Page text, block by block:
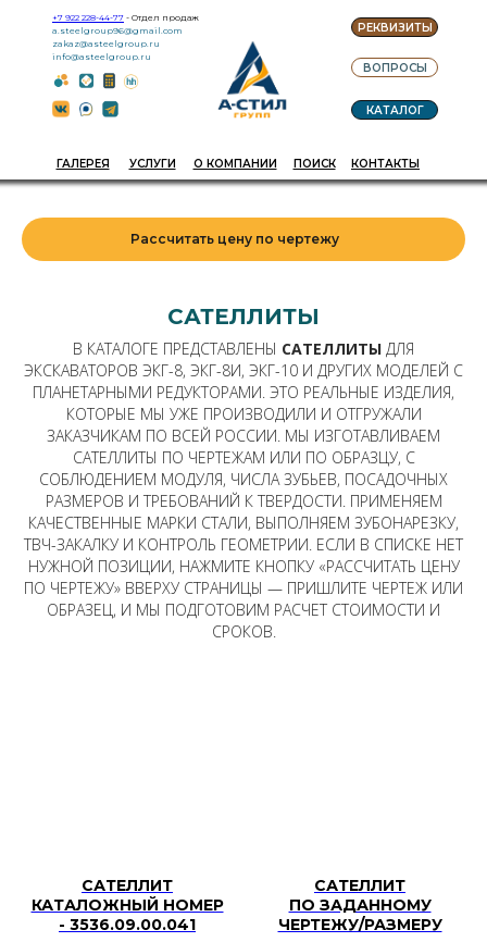
РЕКВИЗИТЫ
ВОПРОСЫ
ГАЛЕРЕЯ О КОМПАНИИ ПОИСК
+7 922 228-44-77 - Отдел продаж
a.steelgroup96@gmail.com
zakaz@asteelgroup.ru
info@asteelgroup.ru
КАТАЛОГ
УСЛУГИ КОНТАКТЫ
Рассчитать цену по чертежу
САТЕЛЛИТЫ
В КАТАЛОГЕ ПРЕДСТАВЛЕНЫ САТЕЛЛИТЫ ДЛЯ
ЭКСКАВАТОРОВ ЭКГ-8, ЭКГ-8И, ЭКГ-10 И ДРУГИХ МОДЕЛЕЙ С
ПЛАНЕТАРНЫМИ РЕДУКТОРАМИ. ЭТО РЕАЛЬНЫЕ ИЗДЕЛИЯ,
КОТОРЫЕ МЫ УЖЕ ПРОИЗВОДИЛИ И ОТГРУЖАЛИ
ЗАКАЗЧИКАМ ПО ВСЕЙ РОССИИ. МЫ ИЗГОТАВЛИВАЕМ
САТЕЛЛИТЫ ПО ЧЕРТЕЖАМ ИЛИ ПО ОБРАЗЦУ, С
СОБЛЮДЕНИЕМ МОДУЛЯ, ЧИСЛА ЗУБЬЕВ, ПОСАДОЧНЫХ
РАЗМЕРОВ И ТРЕБОВАНИЙ К ТВЕРДОСТИ. ПРИМЕНЯЕМ
КАЧЕСТВЕННЫЕ МАРКИ СТАЛИ, ВЫПОЛНЯЕМ ЗУБОНАРЕЗКУ,
ТВЧ-ЗАКАЛКУ И КОНТРОЛЬ ГЕОМЕТРИИ. ЕСЛИ В СПИСКЕ НЕТ
НУЖНОЙ ПОЗИЦИИ, НАЖМИТЕ КНОПКУ «РАССЧИТАТЬ ЦЕНУ
ПО ЧЕРТЕЖУ» ВВЕРХУ СТРАНИЦЫ — ПРИШЛИТЕ ЧЕРТЕЖ ИЛИ
ОБРАЗЕЦ, И МЫ ПОДГОТОВИМ РАСЧЕТ СТОИМОСТИ И
СРОКОВ.
САТЕЛЛИТ
КАТАЛОЖНЫЙ НОМЕР
- 3536.09.00.041
САТЕЛЛИТ
ПО ЗАДАННОМУ
ЧЕРТЕЖУ/РАЗМЕРУ